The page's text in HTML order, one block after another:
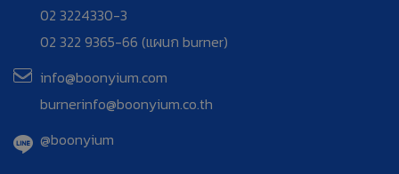
02 3224330-3
02 322 9365-66 (แผนก burner)
info@boonyium.com
burnerinfo@boonyium.co.th
@boonyium